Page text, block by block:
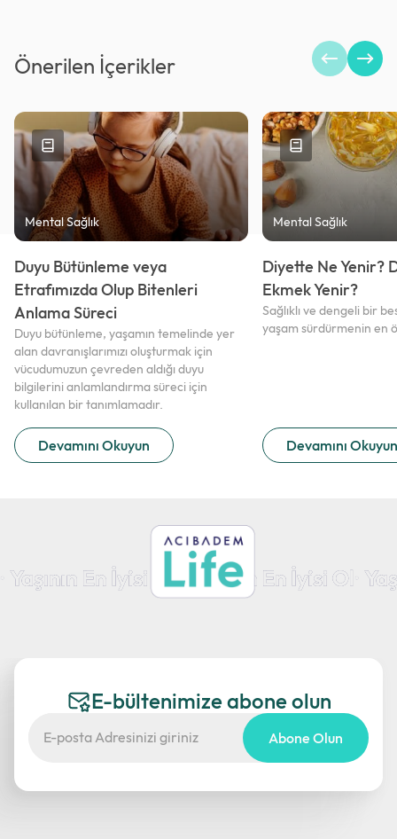
Önerilen İçerikler
Mental Sağlık
Duyu Bütünleme veya
Etrafımızda Olup Bitenleri
Anlama Süreci
Devamını Okuyun
Duyu bütünleme, yaşamın temelinde yer
alan davranışlarımızı oluşturmak için
vücudumuzun çevreden aldığı duyu
bilgilerini anlamlandırma süreci için
kullanılan bir tanımlamadır.
Mental Sağlık
Diyette Ne Yenir?
Ekmek Yenir?
Devamını Okuyun
Sağlıklı ve dengeli bir
yaşam sürdürmenin en
E-bültenimize abone olun
Abone Olun